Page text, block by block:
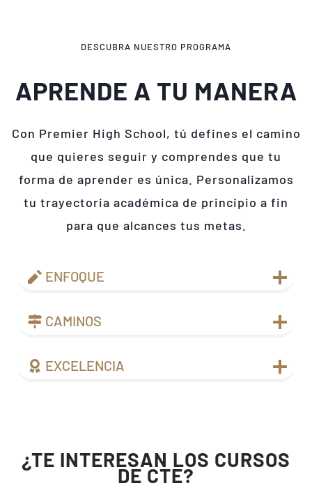
DESCUBRA NUESTRO PROGRAMA
APRENDE A TU MANERA
Con Premier High School, tú defines el camino
que quieres seguir y comprendes que tu
forma de aprender es única. Personalizamos
tu trayectoria académica de principio a fin
para que alcances tus metas.
ENFOQUE
CAMINOS
EXCELENCIA
¿TE INTERESAN LOS CURSOS
DE CTE?